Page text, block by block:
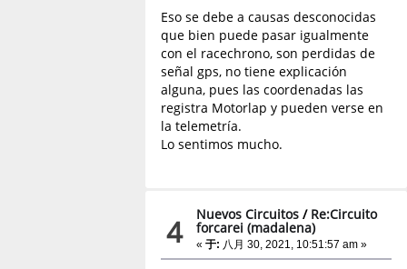
Eso se debe a causas desconocidas
que bien puede pasar igualmente
con el racechrono, son perdidas de
señal gps, no tiene explicación
alguna, pues las coordenadas las
registra Motorlap y pueden verse en
la telemetría.
Lo sentimos mucho.
4 Nuevos Circuitos / Re:Circuito
forcarei (madalena)
«于: 八月 30, 2021, 10:51:57 am »